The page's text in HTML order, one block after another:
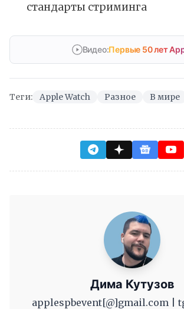
стандарты стриминга
Видео:Первые 50 лет
Теги: Apple Watch Разное В мире
Дима Кутузов
applespbevent[@]gmail.com |